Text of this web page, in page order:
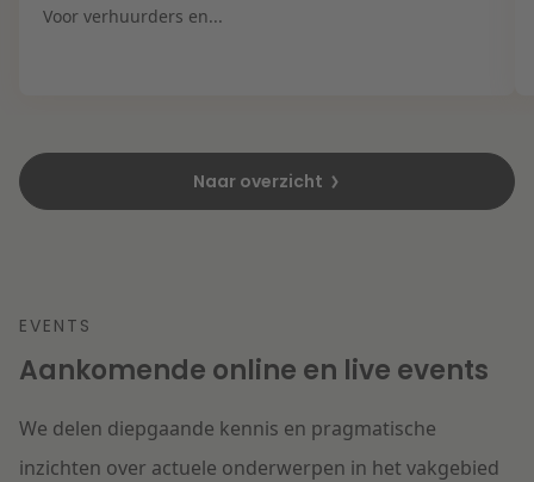
Voor verhuurders en...
Naar overzicht
EVENTS
Aankomende online en live events
We delen diepgaande kennis en pragmatische
inzichten over actuele onderwerpen in het vakgebied